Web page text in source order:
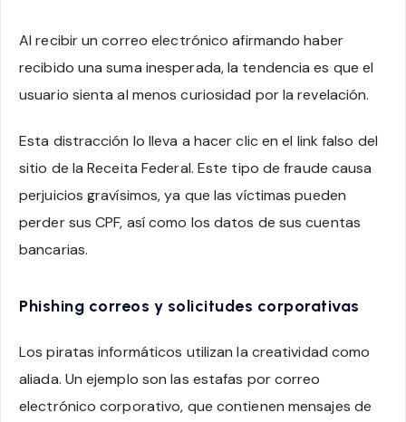
Al recibir un correo electrónico afirmando haber
recibido una suma inesperada, la tendencia es que el
usuario sienta al menos curiosidad por la revelación.
Esta distracción lo lleva a hacer clic en el link falso del
sitio de la Receita Federal. Este tipo de fraude causa
perjuicios gravísimos, ya que las víctimas pueden
perder sus CPF, así como los datos de sus cuentas
bancarias.
Phishing correos y solicitudes corporativas
Los piratas informáticos utilizan la creatividad como
aliada. Un ejemplo son las estafas por correo
electrónico corporativo, que contienen mensajes de